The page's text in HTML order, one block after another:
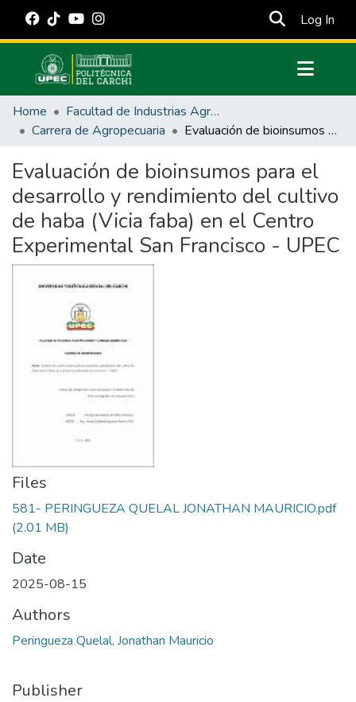
Log In
Communities & Collections
All of DSpace
Estadísticas Externas
Manuales
Home
Facultad de Industrias Agropecuarias y Ciencias Ambientales
Carrera de Agropecuaria
Evaluación de bioinsumos para el desarrollo y rendimiento del cultivo de haba (Vicia faba) en el Centro Experimental San Francisco - UPEC
Evaluación de bioinsumos para el
desarrollo y rendimiento del cultivo
de haba (Vicia faba) en el Centro
Experimental San Francisco - UPEC
Files
581- PERINGUEZA QUELAL JONATHAN MAURICIO.pdf
(2.01 MB)
Date
2025-08-15
Authors
Peringueza Quelal, Jonathan Mauricio
Publisher